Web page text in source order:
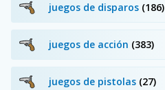
juegos de disparos (186)
juegos de acción (383)
juegos de pistolas (27)